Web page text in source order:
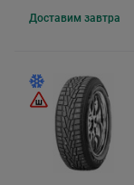
Доставим завтра